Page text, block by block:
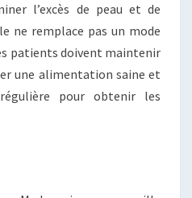
l’excès de peau et de
ne remplace pas un mode
patients doivent maintenir
une alimentation saine et
pour obtenir les